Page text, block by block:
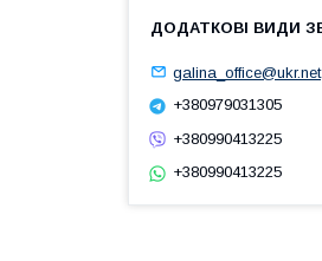
galina_office@ukr.net
+380979031305
+380990413225
+380990413225